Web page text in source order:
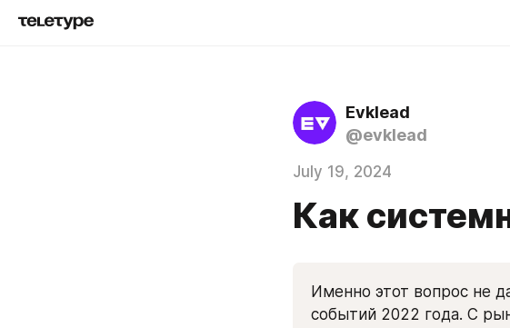
Evklead
@evklead
July 19, 2024
Как
Именно этот вопрос не
событий 2022 года. С